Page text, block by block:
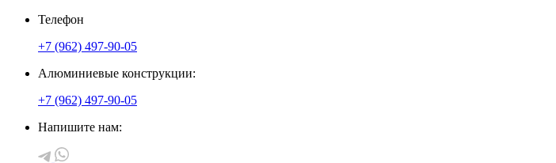
Телефон
+7 (962) 497-90-05
Алюминиевые конструкции:
+7 (962) 497-90-05
Напишите нам: